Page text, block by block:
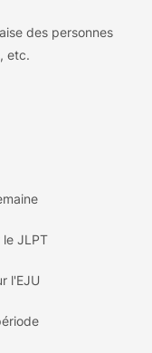
des personnes
etc.
JLPT
l'EJU